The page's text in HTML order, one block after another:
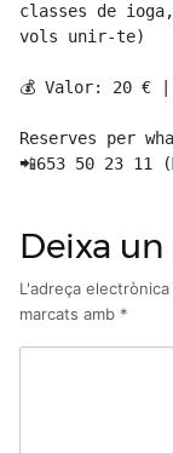
classes de
vols unir-te)
💰 Valor: 20 € |
Reserves per
📲653 50 23 11
Deixa
L'adreça
marcats amb *